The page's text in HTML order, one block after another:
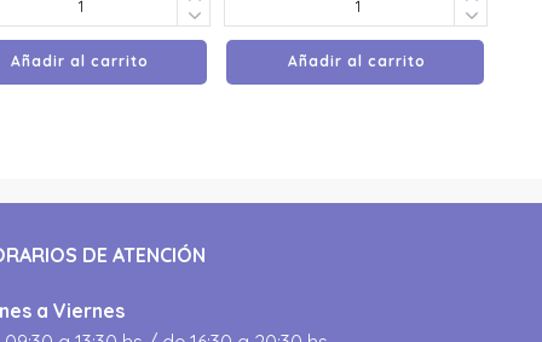
Añadir al carrito Añadir al carrito
DE ATENCIÓN
a Viernes